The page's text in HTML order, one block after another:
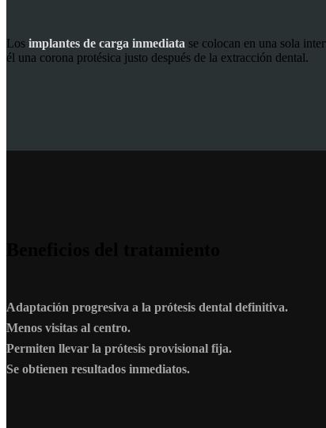
Los implantes de carga inmediata se colocan en una sola
él una corona protésica justo después de la extracción dental.
Adaptación progresiva a la prótesis dental definitiva.
Menos visitas al centro.
Permiten llevar la prótesis provisional fija.
Se obtienen resultados inmediatos.